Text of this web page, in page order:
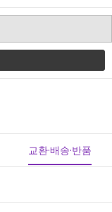
교환·배송·반품